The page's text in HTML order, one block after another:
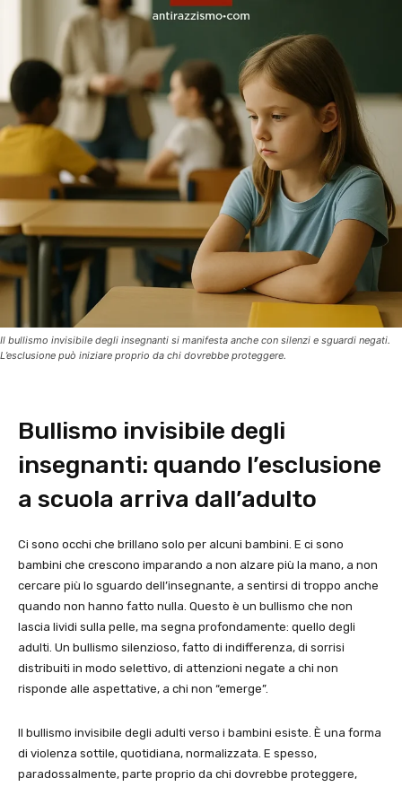
Il bullismo invisibile degli insegnanti si manifesta anche con silenzi e sguardi negati.
L’esclusione può iniziare proprio da chi dovrebbe proteggere.
Bullismo invisibile degli
insegnanti: quando l’esclusione
a scuola arriva dall’adulto
Ci sono occhi che brillano solo per alcuni bambini. E ci sono
bambini che crescono imparando a non alzare più la mano, a non
cercare più lo sguardo dell’insegnante, a sentirsi di troppo anche
quando non hanno fatto nulla. Questo è un bullismo che non
lascia lividi sulla pelle, ma segna profondamente: quello degli
adulti. Un bullismo silenzioso, fatto di indifferenza, di sorrisi
distribuiti in modo selettivo, di attenzioni negate a chi non
risponde alle aspettative, a chi non “emerge”.
Il bullismo invisibile degli adulti verso i bambini esiste. È una forma
di violenza sottile, quotidiana, normalizzata. E spesso,
paradossalmente, parte proprio da chi dovrebbe proteggere,